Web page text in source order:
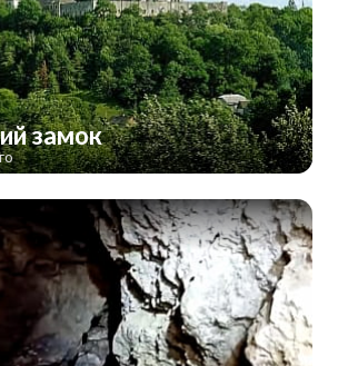
замок